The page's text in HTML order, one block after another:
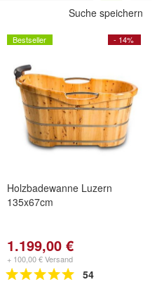
Suche speichern
- 14%
Bestseller
Holzbadewanne Luzern
135x67cm
1.199,00 €
+ 100,00 € Versand
54